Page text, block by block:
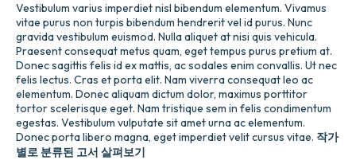
Vestibulum varius imperdiet nisl bibendum elementum. Vivamus
vitae purus non turpis bibendum hendrerit vel id purus. Nunc
gravida vestibulum euismod. Nulla aliquet at nisi quis vehicula.
Praesent consequat metus quam, eget tempus purus pretium at.
Donec sagittis felis id ex mattis, ac sodales enim convallis. Ut nec
felis lectus. Cras et porta elit. Nam viverra consequat leo ac
elementum. Donec aliquam dictum dolor, maximus porttitor
tortor scelerisque eget. Nam tristique sem in felis condimentum
egestas. Vestibulum vulputate sit amet urna ac elementum.
Donec porta libero magna, eget imperdiet velit cursus vitae. 작가
별로 분류된 고서 살펴보기